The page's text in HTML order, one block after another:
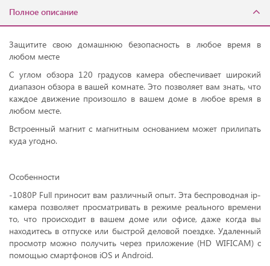
Полное описание
Защитите свою домашнюю безопасность в любое время в
любом месте
С углом обзора 120 градусов камера обеспечивает широкий
диапазон обзора в вашей комнате. Это позволяет вам знать, что
каждое движение произошло в вашем доме в любое время в
любом месте.
Встроенный магнит с магнитным основанием может прилипать
куда угодно.
Особенности
-1080P Full приносит вам различный опыт. Эта беспроводная ip-
камера позволяет просматривать в режиме реального времени
то, что происходит в вашем доме или офисе, даже когда вы
находитесь в отпуске или быстрой деловой поездке. Удаленный
просмотр можно получить через приложение (HD WIFICAM) с
помощью смартфонов iOS и Android.